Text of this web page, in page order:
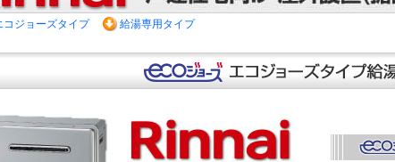
コジョーズタイプ 給湯専用タイプ